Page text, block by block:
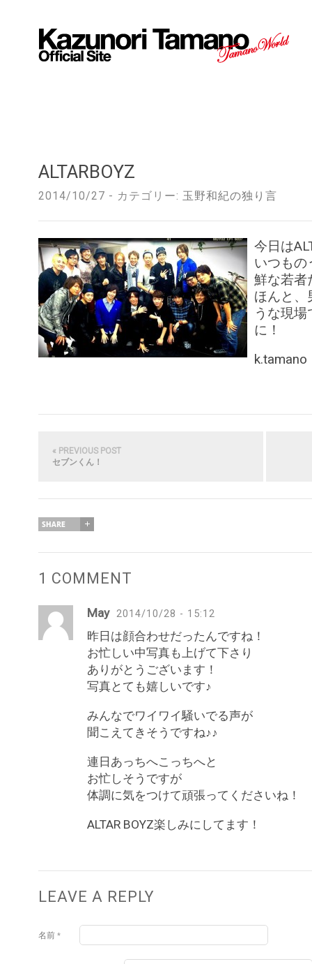
ALTARBOYZ
2014/10/27 - カテゴリー: 玉野和紀の独り言
今日は
いつもの
鮮な若者
ほんと、
うな現
に！
k.tamano
« PREVIOUS POST
セブンくん！
1 COMMENT
May 2014/10/28 - 15:12
昨日は顔合わせだったんですね！
お忙しい中写真も上げて下さり
ありがとうございます！
写真とても嬉しいです♪
みんなでワイワイ騒いでる声が
聞こえてきそうですね♪♪
連日あっちへこっちへと
お忙しそうですが
体調に気をつけて頑張ってくださいね！
ALTAR BOYZ楽しみにしてます！
LEAVE A REPLY
名前 *